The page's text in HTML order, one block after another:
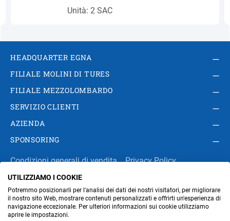
Unità: 2 SAC
HEADQUARTER EGNA
FILIALE MOLINI DI TURES
FILIALE MEZZOLOMBARDO
SERVIZIO CLIENTI
AZIENDA
SPONSORING
Condizioni generali di vendita
Privacy Policy
Impressum
Modifica impostazioni dei cookie
Amministrazione
UTILIZZIAMO I COOKIE
Potremmo posizionarli per l'analisi dei dati dei nostri visitatori, per migliorare
il nostro sito Web, mostrare contenuti personalizzati e offrirti un'esperienza di
navigazione eccezionale. Per ulteriori informazioni sui cookie utilizziamo
aprire le impostazioni.